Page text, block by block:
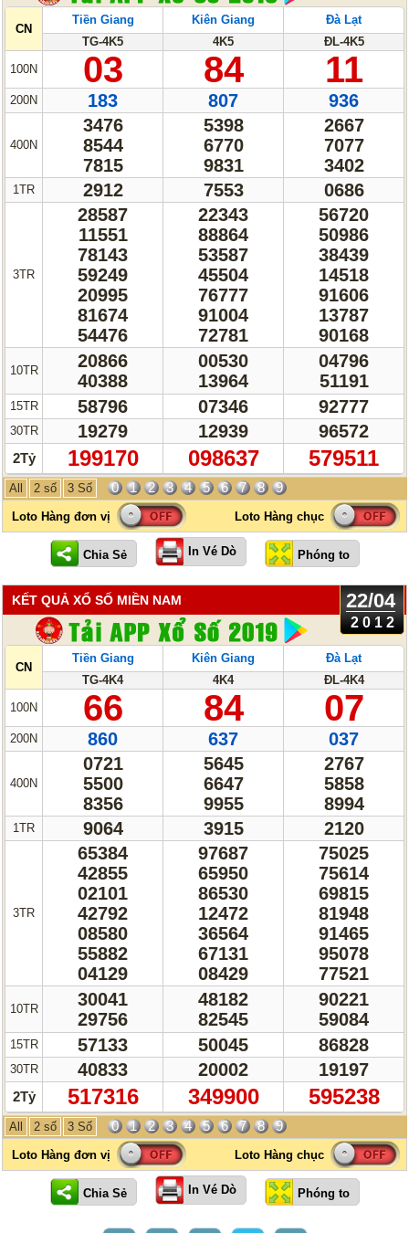
CN
100N
200N
400N
1TR
3TR
10TR
15TR
30TR
2Tỷ
Tiền Giang
TG-4K5
03
183
3476
8544
7815
2912
28587
11551
78143
59249
20995
81674
54476
20866
40388
58796
19279
199170
Kiên Giang
4K5
84
807
5398
6770
9831
7553
22343
88864
53587
45504
76777
91004
72781
00530
13964
07346
12939
098637
Đà Lạt
ĐL-4K5
11
936
2667
7077
3402
0686
56720
50986
38439
14518
91606
13787
90168
04796
51191
92777
96572
579511
All 2 số 3 Số 0 1 2 3 4 5 6 7 8 9
In Vé Dò
KẾT QUẢ XỔ SỐ MIỀN NAM 22/04
2012
CN
100N
200N
400N
1TR
3TR
10TR
15TR
30TR
2Tỷ
Tiền Giang
TG-4K4
66
860
0721
5500
8356
9064
65384
42855
02101
42792
08580
55882
04129
30041
29756
57133
40833
517316
Kiên Giang
4K4
84
637
5645
6647
9955
3915
97687
65950
86530
12472
36564
67131
08429
48182
82545
50045
20002
349900
Đà Lạt
ĐL-4K4
07
037
2767
5858
8994
2120
75025
75614
69815
81948
91465
95078
77521
90221
59084
86828
19197
595238
All 2 số 3 Số 0 1 2 3 4 5 6 7 8 9
In Vé Dò